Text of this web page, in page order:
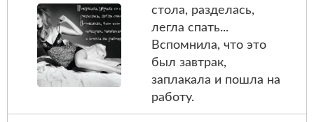
стола, разделась,
легла спать...
Вспомнила, что это
был завтрак,
заплакала и пошла на
работу.